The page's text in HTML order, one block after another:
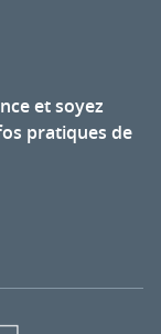
et soyez
pratiques de